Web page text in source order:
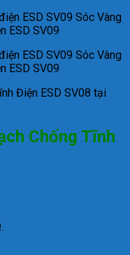
ESD SV09
ESD SV09
Điện ESD SV08 tại
Chống Tĩnh